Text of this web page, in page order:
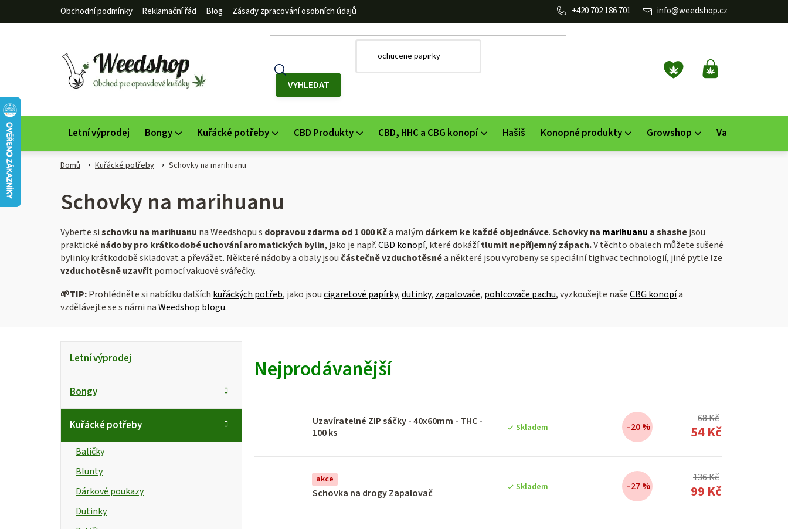
Obchodní podmínky Reklamační řád Blog Zásady zpracování osobních údajů info@weedshop.cz
702 186 701
NÁKUPNÍ
KOŠÍK
Letní výprodej Bongy Kuřácké potřeby CBD Produkty CBD, HHC a CBG konopí Hašiš Konopné produkty Growshop Vaporizéry
Domů Kuřácké potřeby Schovky na marihuanu
Schovky na marihuanu
Vyberte sischovku na marihuanu na Weedshopu s dopravou zdarma od 1 000 Kča malým dárkem ke každé objednávce.Schovky na marihuanu a shashejsou
praktické nádoby pro krátkodobé uchování aromatických bylin, jako je např.CBD konopí, které dokážítlumit nepříjemný zápach.V těchto obalech můžete sušené
bylinky krátkodobě skladovat a převážet. Některé nádoby a obaly jsou částečně vzduchotěsnéa některé jsou vyrobeny se speciální tighvac technologií, jiné pytle lze
vzduchotěsně uzavřítpomocí vakuové svářečky.
🌱TIP:Prohlédněte si nabídku dalších kuřáckých potřeb, jako jsoucigaretové papírky,dutinky, zapalovače, pohlcovače pachu, vyzkoušejte našeCBG konopía
vzdělávejte se s námi naWeedshop blogu.
P
r
kategorie
K
g
r
Letní výprodej
Bongy
Kuřácké potřeby
Baličky
Blunty
Dárkové poukazy
Dutinky
Nejprodávanější
Uzavíratelné ZIP sáčky - 40x60mm - THC -
100 ks
Skladem
68 Kč
–20 % 54 Kč
akce
Schovka na drogy Zapalovač
Skladem
136 Kč
–27 % 99 Kč
ý
o